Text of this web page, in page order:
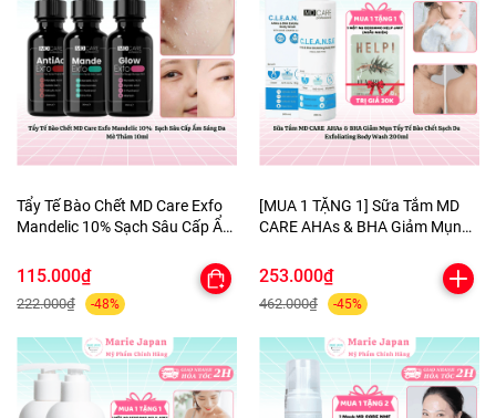
Tẩy Tế Bào Chết MD Care Exfo
Mandelic 10% Sạch Sâu Cấp Ẩm
115.000₫
222.000₫ -48%
[MUA 1 TẶNG 1] Sữa Tắm MD
CARE AHAs & BHA Giảm Mụn
Exfoliating Body Wash 200ml-
TẶNG 1 MẶT NẠ BERGAMO
HELP JARY
253.000₫
462.000₫ -45%